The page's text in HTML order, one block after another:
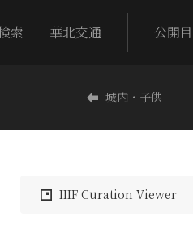
索 華北交通 公開
城内・子供
IIIF Curation Viewer